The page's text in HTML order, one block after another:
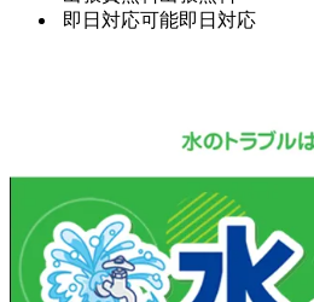
即日対応可能即日対応